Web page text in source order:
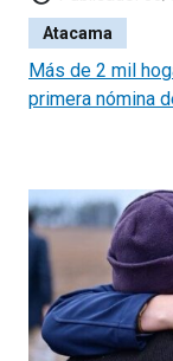
Atacama
Más de 2 mil
primera nómina